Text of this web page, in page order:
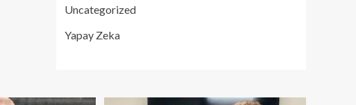
Uncategorized
Yapay Zeka